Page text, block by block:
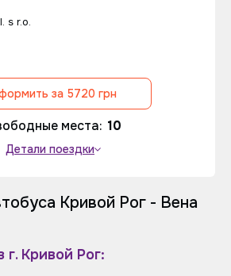
s r.o.
за 5720 грн
места: 10
Детали поездки
Кривой Рог - Вена
г. Кривой Рог: